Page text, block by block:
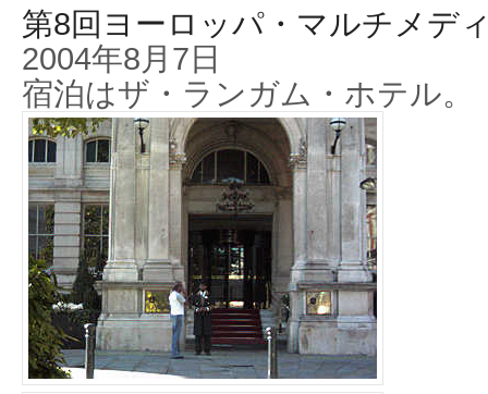
第8回ヨーロッパ・マルチメデ
2004年8月7日
宿泊はザ・ランガム・ホテル